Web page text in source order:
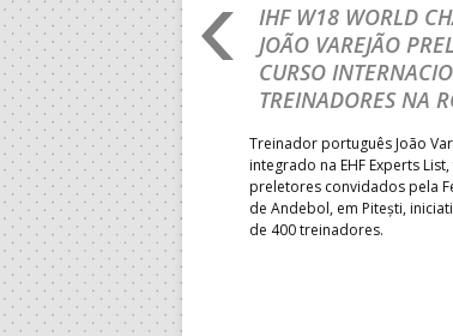
CHAMPIONSHIP:
FASE A
CUP
na fase de grupos da
mede forças com o
no primeiro embate dos
entre o 17.º e 32.º lugare do
sub-18 Feminino.
IHF W18 WORLD
JOÃO VAREJÃO
CURSO
TREINADORES NA
Treinador português João
integrado na EHF Experts
preletores convidados pela
de Andebol, em Pitești,
de 400 treinadores.